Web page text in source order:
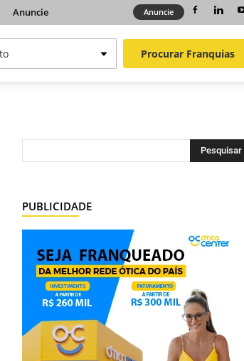
Anuncie Anuncie
Procurar Franquias
PUBLICIDADE